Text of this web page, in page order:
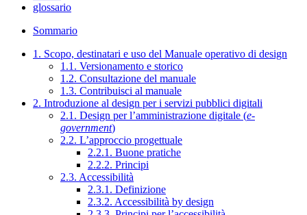
glossario
Sommario
1. Scopo, destinatari e uso del Manuale operativo di design
1.1. Versionamento e storico
1.2. Consultazione del manuale
1.3. Contribuisci al manuale
2. Introduzione al design per i servizi pubblici digitali
2.1. Design per l’amministrazione digitale (e-
government)
2.2. L’approccio progettuale
2.2.1. Buone pratiche
2.2.2. Principi
2.3. Accessibilità
2.3.1. Definizione
2.3.2. Accessibilità by design